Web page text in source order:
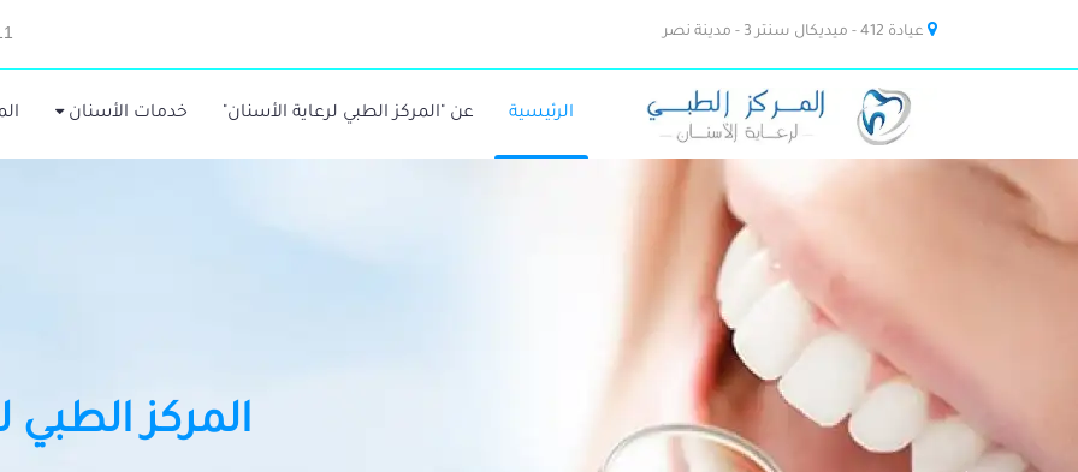
عيادة 412 - ميديكال سنتر 3 - مدينة نصر
الرئيسية عن "المركز الطبي لرعاية الأسنان" خدمات الأسنان
المركز الطبي